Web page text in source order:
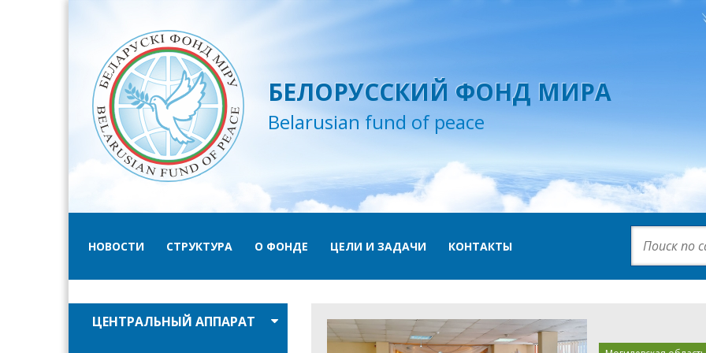
БЕЛОРУССКИЙ ФОНД МИРА
Belarusian fund of peace
НОВОСТИ СТРУКТУРА О ФОНДЕ ЦЕЛИ И ЗАДАЧИ КОНТАКТЫ
ЦЕНТРАЛЬНЫЙ АППАРАТ